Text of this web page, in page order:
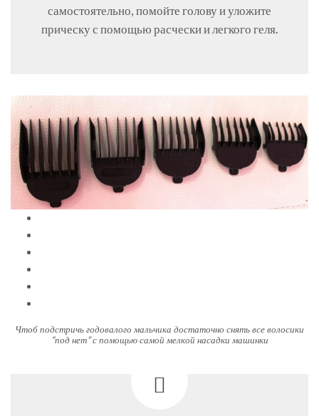
самостоятельно, помойте голову и уложите
прическу с помощью расчески и легкого геля.
Чтоб подстричь годовалого мальчика достаточно снять все волосики
“под нет” с помощью самой мелкой насадки машинки